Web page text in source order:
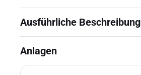
Ausführliche Beschreibung
Anlagen